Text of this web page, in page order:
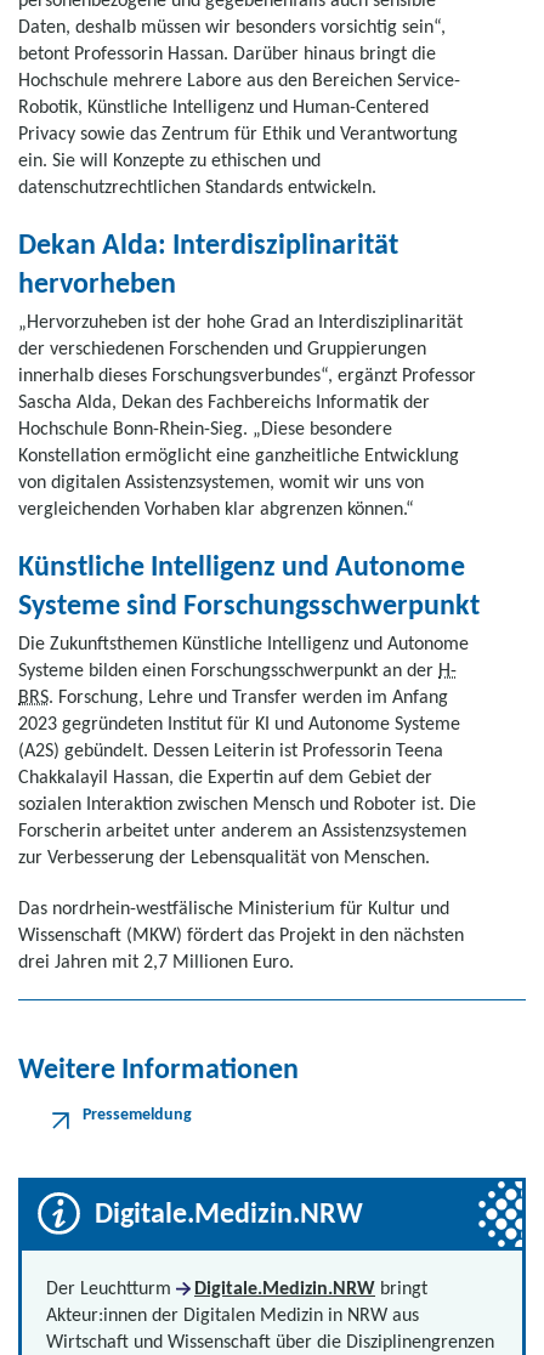
Daten, deshalb müssen wir besonders vorsichtig sein“,
betont Professorin Hassan. Darüber hinaus bringt die
Hochschule mehrere Labore aus den Bereichen Service-
Robotik, Künstliche Intelligenz und Human-Centered
Privacy sowie das Zentrum für Ethik und Verantwortung
ein. Sie will Konzepte zu ethischen und
datenschutzrechtlichen Standards entwickeln.
Dekan Alda: Interdisziplinarität
hervorheben
„Hervorzuheben ist der hohe Grad an Interdisziplinarität
der verschiedenen Forschenden und Gruppierungen
innerhalb dieses Forschungsverbundes“, ergänzt Professor
Sascha Alda, Dekan des Fachbereichs Informatik der
Hochschule Bonn-Rhein-Sieg. „Diese besondere
Konstellation ermöglicht eine ganzheitliche Entwicklung
von digitalen Assistenzsystemen, womit wir uns von
vergleichenden Vorhaben klar abgrenzen können.“
Künstliche Intelligenz und Autonome
Systeme sind Forschungsschwerpunkt
Die Zukunftsthemen Künstliche Intelligenz und Autonome
Systeme bilden einen Forschungsschwerpunkt an der H-
BRS. Forschung, Lehre und Transfer werden im Anfang
2023 gegründeten Institut für KI und Autonome Systeme
(A2S) gebündelt. Dessen Leiterin ist Professorin Teena
Chakkalayil Hassan, die Expertin auf dem Gebiet der
sozialen Interaktion zwischen Mensch und Roboter ist. Die
Forscherin arbeitet unter anderem an Assistenzsystemen
zur Verbesserung der Lebensqualität von Menschen.
Das nordrhein-westfälische Ministerium für Kultur und
Wissenschaft (MKW) fördert das Projekt in den nächsten
drei Jahren mit 2,7 Millionen Euro.
Weitere Informationen
Pressemeldung
Digitale.Medizin.NRW
Der Leuchtturm Digitale.Medizin.NRW bringt
Akteur:innen der Digitalen Medizin in NRW aus
Wirtschaft und Wissenschaft über die Disziplinengrenzen